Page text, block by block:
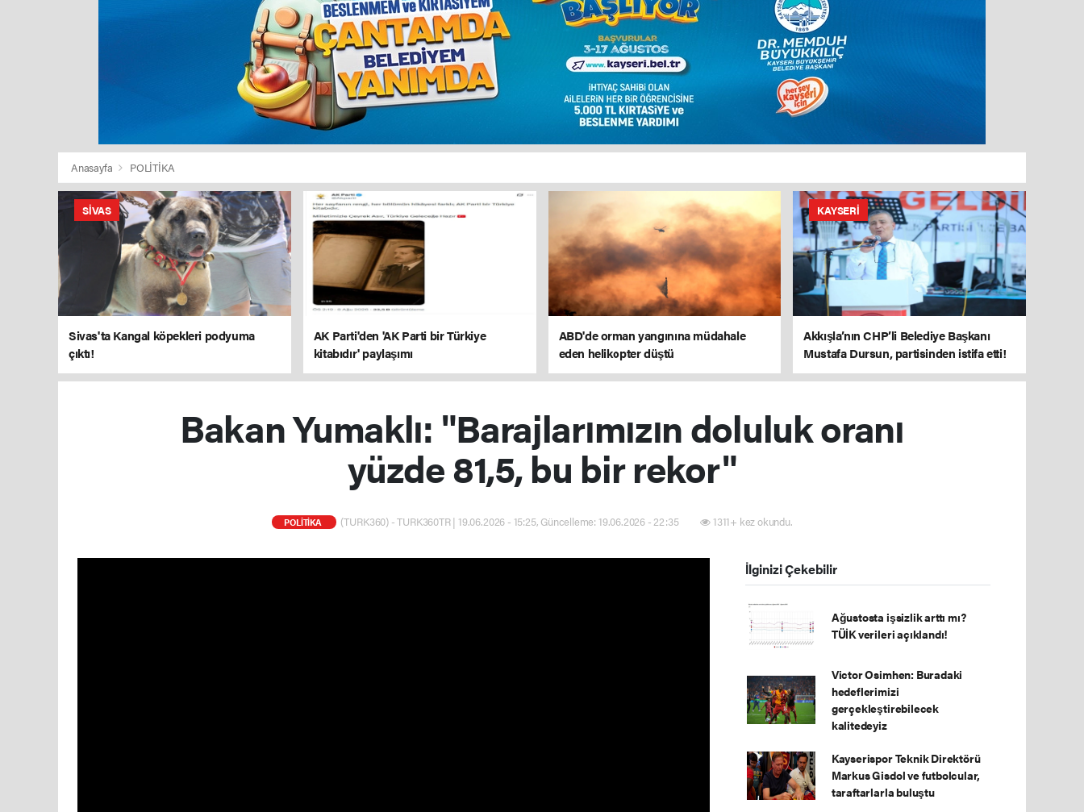
Anasayfa POLİTİKA
SIVAS
Sivas'ta Kangal köpekleri podyuma
çıktı!
AK Parti'den 'AK Parti bir Türkiye
kitabıdır' paylaşımı
ABD'de orman yangınına müdahale
eden helikopter düştü
KAYSERI
Akkışla’nın CHP’li Belediye Başkanı
Mustafa Dursun, partisinden istifa etti!
Bakan Yumaklı: "Barajlarımızın doluluk oranı
yüzde 81,5, bu bir rekor"
POLİTİKA (TURK360) - TURK360TR | 19.06.2026 - 15:25, Güncelleme: 19.06.2026 - 22:35 1311+ kez okundu.
İlginizi Çekebilir
Ağustosta işsizlik arttı mı?
TÜİK verileri açıklandı!
Victor Osimhen: Buradaki
hedeflerimizi
gerçekleştirebilecek
kalitedeyiz
Kayserispor Teknik Direktörü
Markus Gisdol ve futbolcular,
taraftarlarla buluştu